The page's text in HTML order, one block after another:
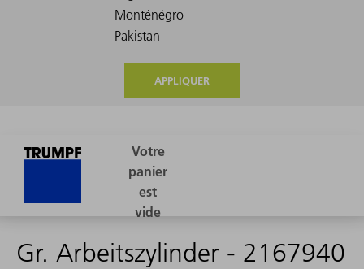
APPLIQUER
Gr. Arbeitszylinder - 2167940